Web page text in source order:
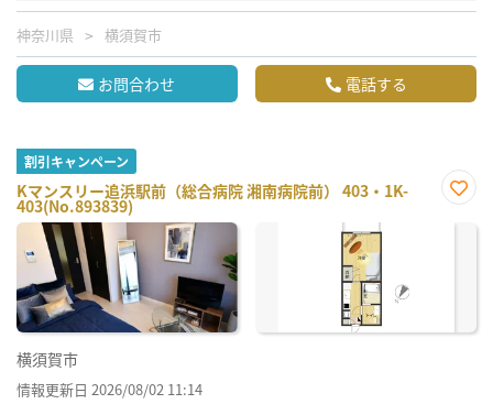
神奈川県 横須賀市
お問合わせ 電話する
割引キャンペーン
Kマンスリー追浜駅前（総合病院 湘南病院前） 403・1K-
403(No.893839)
に入
横須賀市
情報更新日 2026/08/02 11:14